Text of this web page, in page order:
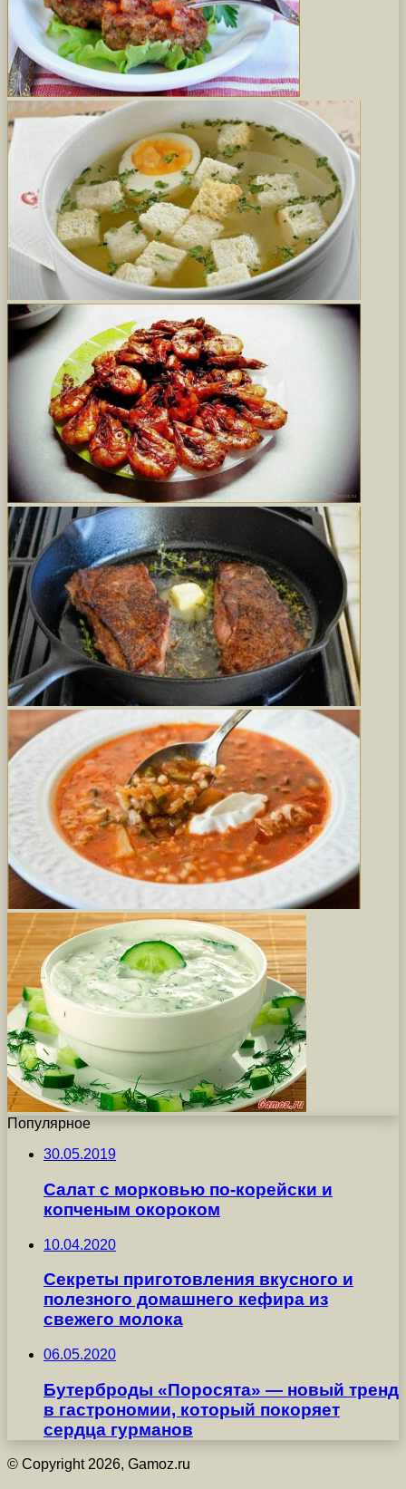
Популярное
30.05.2019
Салат с морковью по-корейски и
копченым окороком
10.04.2020
Секреты приготовления вкусного и
полезного домашнего кефира из
свежего молока
06.05.2020
Бутерброды «Поросята» — новый тренд
в гастрономии, который покоряет
сердца гурманов
© Copyright 2026, Gamoz.ru